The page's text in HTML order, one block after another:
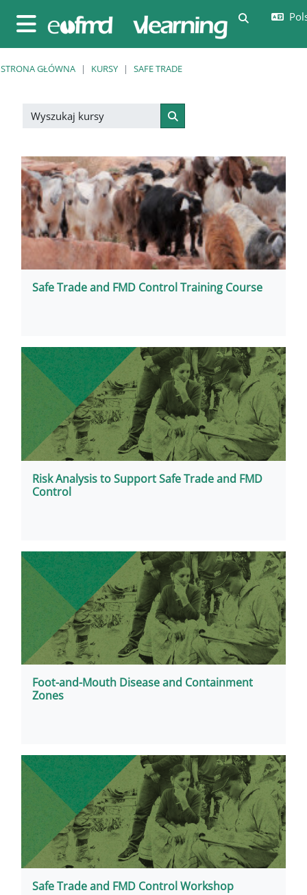
Panel boczny
STRONA GŁÓWNA KURSY SAFE TRADE
Wyszukaj kursy
Wyszukaj kursy
Safe Trade and FMD Control Training Course
Risk Analysis to Support Safe Trade and FMD
Control
Foot-and-Mouth Disease and Containment
Zones
Safe Trade and FMD Control Workshop